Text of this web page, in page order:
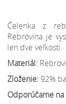
Čelenka z
Rebrovina je
len dve veľkosti.
Materiál:
Zloženie: 92%
Odporúčame